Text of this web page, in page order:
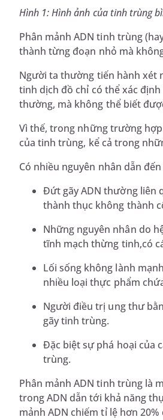
Hình 1: Hình ảnh của tinh trùng
Phân mảnh ADN tinh trùng
thành từng đoạn nhỏ mà
Người ta thường tiến hành xét
tinh dịch đồ chỉ có thể xác
thường, mà không thể biết
Vì thế, trong những trường
của tinh trùng, kể cả trong
Có nhiều nguyên nhân dẫn
Đứt gãy ADN thường liên
thành thục không thành
Những nguyên nhân do
tĩnh mạch thừng tinh,có
Lối sống không lành
nhiều loại thực phẩm
Người điều trị ung thư
gãy tinh trùng.
Đặc biệt sự phá hoại của
trùng.
Phân mảnh ADN tinh trùng là
trong ADN dẫn tới khả năng
mảnh ADN chiếm tỉ lệ hơn